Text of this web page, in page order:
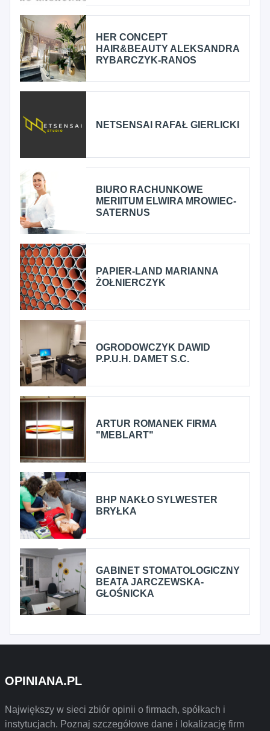
HER CONCEPT
HAIR&BEAUTY ALEKSANDRA
RYBARCZYK-RANOS
NETSENSAI RAFAŁ GIERLICKI
BIURO RACHUNKOWE
MERIITUM ELWIRA MROWIEC-
SATERNUS
PAPIER-LAND MARIANNA
ŻOŁNIERCZYK
OGRODOWCZYK DAWID
P.P.U.H. DAMET S.C.
ARTUR ROMANEK FIRMA
"MEBLART"
BHP NAKŁO SYLWESTER
BRYŁKA
GABINET STOMATOLOGICZNY
BEATA JARCZEWSKA-
GŁOŚNICKA
OPINIANA.PL
Największy w sieci zbiór opinii o firmach, spółkach i
instytucjach. Poznaj szczegółowe dane i lokalizację firm